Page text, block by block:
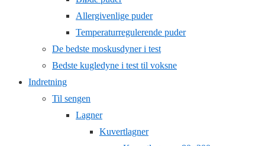
Allergivenlige puder
Temperaturregulerende puder
De bedste moskusdyner i test
Bedste kugledyne i test til voksne
Indretning
Til sengen
Lagner
Kuvertlagner